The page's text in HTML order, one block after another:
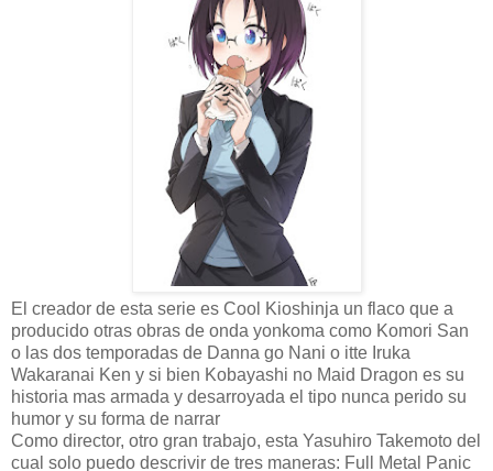
El creador de esta serie es Cool Kioshinja un flaco que a
producido otras obras de onda yonkoma como Komori San
o las dos temporadas de Danna go Nani o itte Iruka
Wakaranai Ken y si bien Kobayashi no Maid Dragon es su
historia mas armada y desarroyada el tipo nunca perido su
humor y su forma de narrar
Como director, otro gran trabajo, esta Yasuhiro Takemoto del
cual solo puedo descrivir de tres maneras: Full Metal Panic